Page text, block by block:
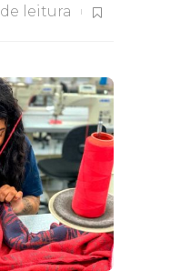
de leitura